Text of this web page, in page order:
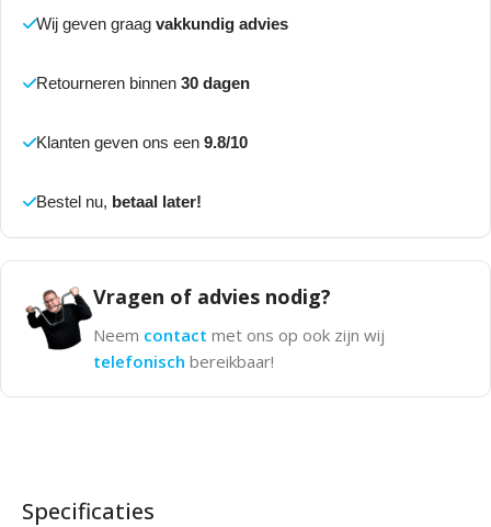
Wij geven graag vakkundig advies
Retourneren binnen 30 dagen
Klanten geven ons een 9.8/10
Bestel nu, betaal later!
Vragen of advies nodig?
Neem contact met ons op ook zijn wij
telefonisch bereikbaar!
Specificaties